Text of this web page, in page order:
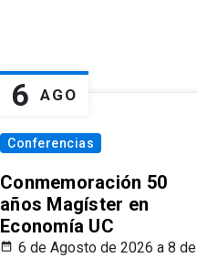
6 AGO
Conferencias
Conmemoración 50
años Magíster en
Economía UC
6 de Agosto de 2026 a 8 de